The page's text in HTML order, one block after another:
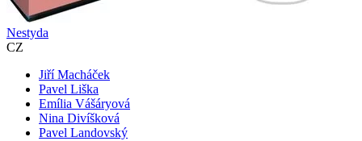
Nestyda
CZ
Jiří Macháček
Pavel Liška
Emília Vášáryová
Nina Divíšková
Pavel Landovský